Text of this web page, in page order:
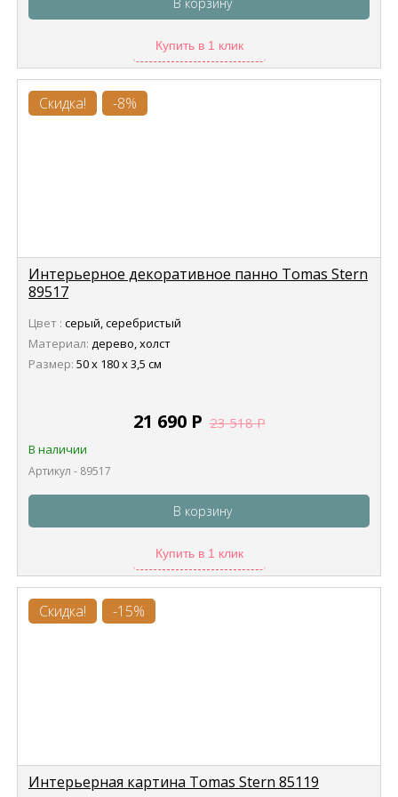
Купить в 1 клик
Скидка! -8%
Интерьерное декоративное панно Tomas Stern
89517
Цвет : серый, серебристый
Материал: дерево, холст
Размер: 50 x 180 x 3,5 см
21 690 Р 23 518Р
В наличии
Артикул - 89517
В корзину
Купить в 1 клик
Скидка! -15%
Интерьерная картина Tomas Stern 85119